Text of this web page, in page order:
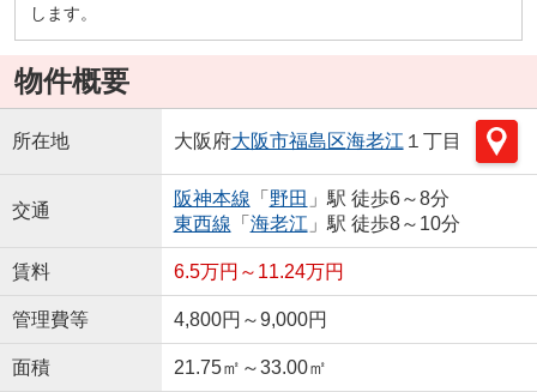
します。
物件概要
所在地 大阪府大阪市福島区海老江 １丁目
交通
阪神本線 「 野田 」駅 徒歩6～8分
東西線 「 海老江 」駅 徒歩8～10分
賃料 6.5万円～11.24万円
管理費等 4,800円～9,000円
面積 21.75㎡～33.00㎡